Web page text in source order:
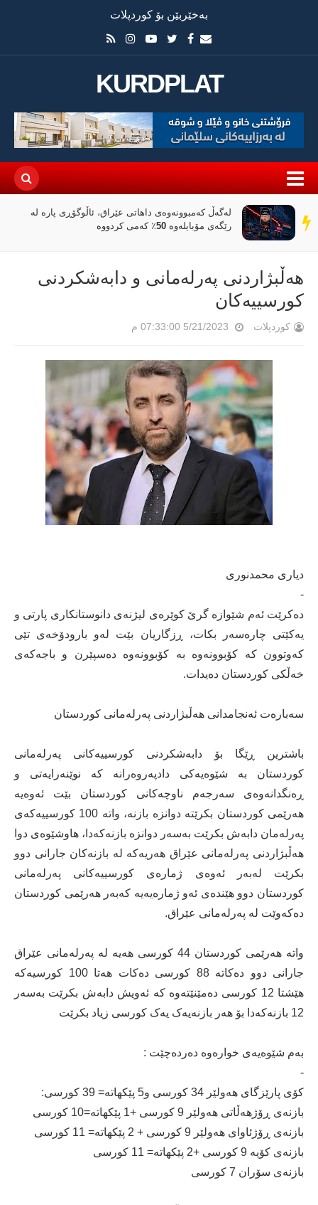
بەخێربێن بۆ کوردپلات
KURDPLAT
سەر
دێڕ
لەگەڵ کەمبوونەوەی داهاتی عێراق، ئاڵوگۆڕی پارە لە
رێگەی مۆبایلەوە 50٪ کەمی کردووە
هەڵبژاردنی پەرلەمانی و دابەشکردنی
کورسییەکان
کوردپلات 5/21/2023 07:33:00 م
دیاری محمدنوری
-
دەکرێت ئەم شێوازە گرێ کوێرەی لیژنەی دانوستانکاری پارتی و
یەکێتی چارەسەر بکات، ڕزگاریان بێت لەو بارودۆخەی تێی
کەوتوون کە کۆبوونەوە بە کۆبوونەوە دەسپێرن و باجەکەی
خەڵکی کوردستان دەیدات.
سەبارەت ئەنجامدانی هەڵبژاردنی پەرلەمانی کوردستان
باشترین ڕێگا بۆ دابەشکردنی کورسییەکانی پەرلەمانی
کوردستان بە شێوەیەکی دادپەروەرانە کە نوێنەرایەتی و
ڕەنگدانەوەی سەرجەم ناوچەکانی کوردستان بێت ئەوەیە
هەرێمی کوردستان بکرێتە دوانزە بازنە، واتە 100 کورسییەکەی
پەرلەمان دابەش بکرێت بەسەر دوانزە بازنەکەدا، هاوشێوەی دوا
هەڵبژاردنی پەرلەمانی عێراق هەریەکە لە بازنەکان جارانی دوو
بکرێت لەبەر ئەوەی ژمارەی کورسییەکانی پەرلەمانی
کوردستان دوو هێندەی ئەو ژمارەیەیە کەبەر هەرێمی کوردستان
دەکەوێت لە پەرلەمانی عێراق.
واتە هەرێمی کوردستان 44 کورسی هەیە لە پەرلەمانی عێراق
جارانی دوو دەکاتە 88 کورسی دەکات هەتا 100 کورسیەکە
هێشتا 12 کورسی دەمێنێتەوە کە ئەویش دابەش بکرێت بەسەر
12 بازنەکەدا بۆ هەر بازنەیەک یەک کورسی زیاد بکرێت
بەم شێوەیەی خوارەوە دەردەچێت :
-
کۆی پارێزگای هەولێر 34 کورسی و5 پێکهاتە= 39 کورسی:
بازنەی ڕۆژهەڵاتی هەولێر 9 کورسی +1 پێکهاتە=10 کورسی
بازنەی ڕۆژئاوای هەولێر 9 کورسی + 2 پێکهاتە= 11 کورسی
بازنەی کۆیە 9 کورسی +2 پێکهاتە= 11 کورسی
بازنەی سۆران 7 کورسی